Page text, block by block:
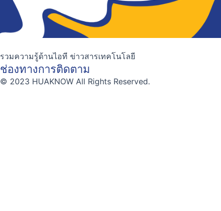
รวมความรู้ด้านไอที ข่าวสารเทคโนโลยี
ช่องทางการติดตาม
© 2023 HUAKNOW All Rights Reserved.